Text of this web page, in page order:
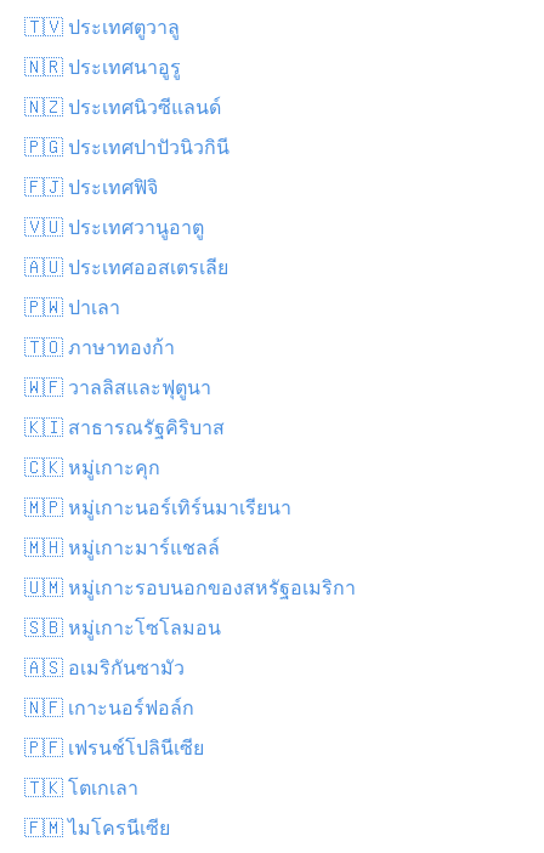
🇹🇻 ประเทศตูวาลู
🇳🇷 ประเทศนาอูรู
🇳🇿 ประเทศนิวซีแลนด์
🇵🇬 ประเทศปาปัวนิวกินี
🇫🇯 ประเทศฟิจิ
🇻🇺 ประเทศวานูอาตู
🇦🇺 ประเทศออสเตรเลีย
🇵🇼 ปาเลา
🇹🇴 ภาษาทองก้า
🇼🇫 วาลลิสและฟุตูนา
🇰🇮 สาธารณรัฐคิริบาส
🇨🇰 หมู่เกาะคุก
🇲🇵 หมู่เกาะนอร์เทิร์นมาเรียนา
🇲🇭 หมู่เกาะมาร์แชลล์
🇺🇲 หมู่เกาะรอบนอกของสหรัฐอเมริกา
🇸🇧 หมู่เกาะโซโลมอน
🇦🇸 อเมริกันซามัว
🇳🇫 เกาะนอร์ฟอล์ก
🇵🇫 เฟรนช์โปลินีเซีย
🇹🇰 โตเกเลา
🇫🇲 ไมโครนีเซีย